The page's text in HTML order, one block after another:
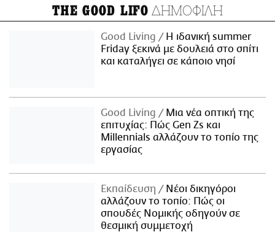
THE GOOD LIFO ΔΗΜΟΦΙΛΗ
Good Living
Η ιδανική summer
Friday ξεκινά με δουλειά στο σπίτι
και καταλήγει σε κάποιο νησί
Good Living
Μια νέα οπτική της
επιτυχίας: Πώς Gen Zs και
Millennials αλλάζουν το τοπίο της
εργασίας
Εκπαίδευση
Νέοι δικηγόροι
αλλάζουν το τοπίο: Πώς οι
σπουδές Νομικής οδηγούν σε
θεσμική συμμετοχή